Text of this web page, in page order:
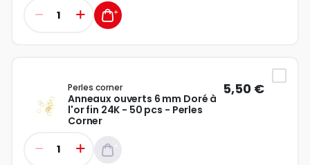
Perles corner
Anneaux ouverts 6 mm Doré à
l'or fin 24K - 50 pcs - Perles
Corner
5,50 €